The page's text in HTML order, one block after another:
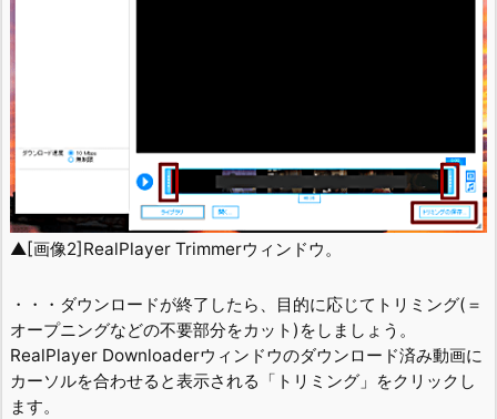
▲[画像2]RealPlayer Trimmerウィンドウ。
・・・ダウンロードが終了したら、目的に応じてトリミング(＝
オープニングなどの不要部分をカット)をしましょう。
RealPlayer Downloaderウィンドウのダウンロード済み動画に
カーソルを合わせると表示される「トリミング」をクリックし
ます。